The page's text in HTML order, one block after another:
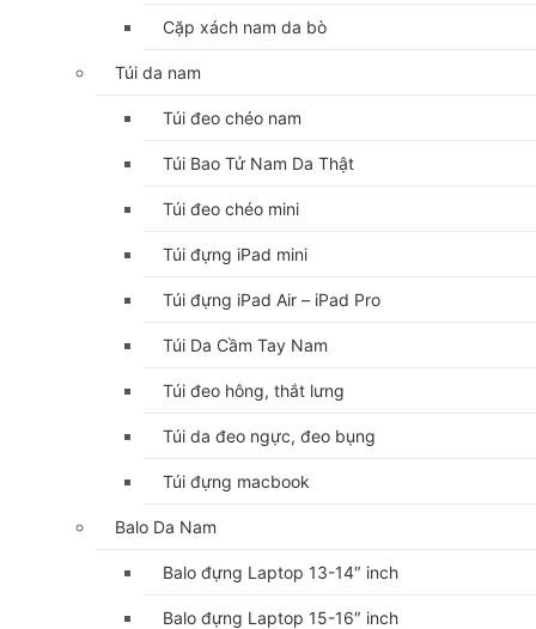
Cặp xách nam da bò
Túi da nam
Túi đeo chéo nam
Túi Bao Tử Nam Da Thật
Túi đeo chéo mini
Túi đựng iPad mini
Túi đựng iPad Air – iPad Pro
Túi Da Cầm Tay Nam
Túi đeo hông, thắt lưng
Túi da đeo ngực, đeo bụng
Túi đựng macbook
Balo Da Nam
Balo đựng Laptop 13-14″ inch
Balo đựng Laptop 15-16″ inch